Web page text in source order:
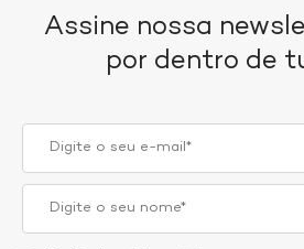
Assine nossa
por dentro de